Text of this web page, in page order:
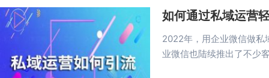
如何通过私域运营
2022年，用企业微信做私
业微信也陆续推出了不少